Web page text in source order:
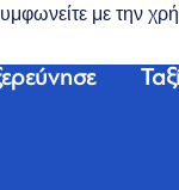
με την